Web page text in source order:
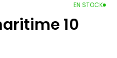
EN STOCK
10